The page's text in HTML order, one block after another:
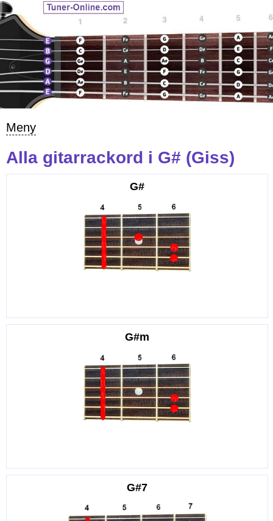
Meny
Alla gitarrackord i G# (Giss)
G#
G#m
G#7